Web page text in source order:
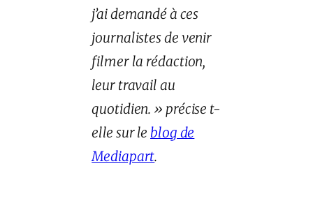
j’ai demandé à ces
journalistes de venir
filmer la rédaction,
leur travail au
quotidien. » précise t-
elle sur le blog de
Mediapart.